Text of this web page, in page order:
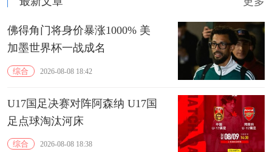
佛得角门将身价暴涨1000% 美
加墨世界杯一战成名
综合 2026-08-08 18:42
U17国足决赛对阵阿森纳 U17国
足点球淘汰河床
综合 2026-08-08 18:38